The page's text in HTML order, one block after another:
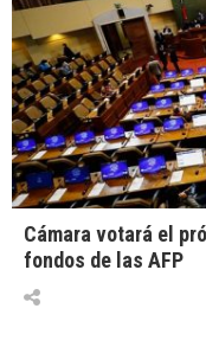
Cámara votará el
fondos de las AFP